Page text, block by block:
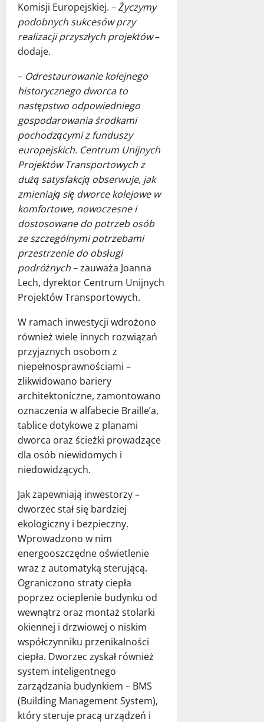
Komisji Europejskiej. –Życzymy
podobnych sukcesów przy
realizacji przyszłych projektów–
dodaje.
– Odrestaurowanie kolejnego
historycznego dworca to
następstwo odpowiedniego
gospodarowania środkami
pochodzącymi z funduszy
europejskich. Centrum Unijnych
Projektów Transportowych z
dużą satysfakcją obserwuje, jak
zmieniają się dworce kolejowe w
komfortowe, nowoczesne i
dostosowane do potrzeb osób
ze szczególnymi potrzebami
przestrzenie do obsługi
podróżnych– zauważa Joanna
Lech, dyrektor Centrum Unijnych
Projektów Transportowych.
W ramach inwestycji wdrożono
również wiele innych rozwiązań
przyjaznych osobom z
niepełnosprawnościami –
zlikwidowano bariery
architektoniczne, zamontowano
oznaczenia w alfabecie Braille’a,
tablice dotykowe z planami
dworca oraz ścieżki prowadzące
dla osób niewidomych i
niedowidzących.
Jak zapewniają inwestorzy –
dworzec stał się bardziej
ekologiczny i bezpieczny.
Wprowadzono w nim
energooszczędne oświetlenie
wraz z automatyką sterującą.
Ograniczono straty ciepła
poprzez ocieplenie budynku od
wewnątrz oraz montaż stolarki
okiennej i drzwiowej o niskim
współczynniku przenikalności
ciepła. Dworzec zyskał również
system inteligentnego
zarządzania budynkiem – BMS
(Building Management System),
który steruje pracą urządzeń i